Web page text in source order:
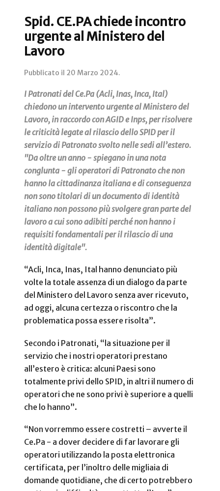
Spid. CE.PA chiede incontro
urgente al Ministero del
Lavoro
Pubblicato il 20 Marzo 2024.
I Patronati del Ce.Pa (Acli, Inas, Inca, Ital)
chiedono un intervento urgente al Ministero del
Lavoro, in raccordo con AGID e Inps, per risolvere
le criticità legate al rilascio dello SPID per il
servizio di Patronato svolto nelle sedi all’estero.
"Da oltre un anno - spiegano in una nota
conglunta - gli operatori di Patronato che non
hanno la cittadinanza italiana e di conseguenza
non sono titolari di un documento di identità
italiano non possono più svolgere gran parte del
lavoro a cui sono adibiti perché non hanno i
requisiti fondamentali per il rilascio di una
identità digitale".
“Acli, Inca, Inas, Ital hanno denunciato più
volte la totale assenza di un dialogo da parte
del Ministero del Lavoro senza aver ricevuto,
ad oggi, alcuna certezza o riscontro che la
problematica possa essere risolta”.
Secondo i Patronati, “la situazione per il
servizio che i nostri operatori prestano
all’estero è critica: alcuni Paesi sono
totalmente privi dello SPID, in altri il numero di
operatori che ne sono privi è superiore a quelli
che lo hanno”.
“Non vorremmo essere costretti – avverte il
Ce.Pa - a dover decidere di far lavorare gli
operatori utilizzando la posta elettronica
certificata, per l’inoltro delle migliaia di
domande quotidiane, che di certo potrebbero